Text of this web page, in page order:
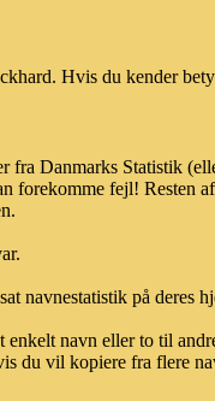
Hvis du kender
Danmarks Statistik
forekomme fejl! Resten
navnestatistik på deres
navn eller to til
du vil kopiere fra flere